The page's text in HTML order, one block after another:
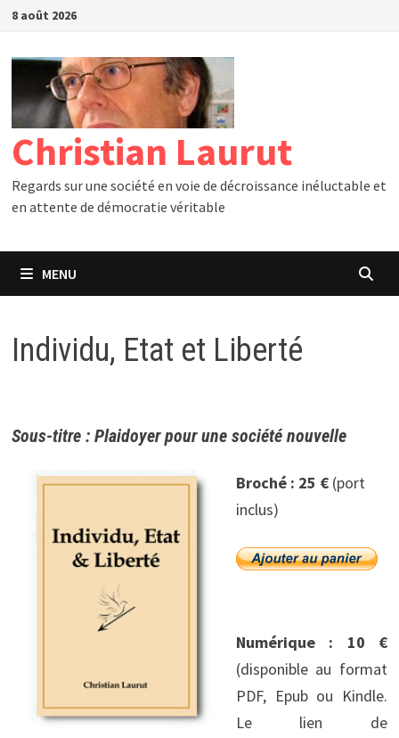
Passer
contenu
8 août 2026
Christian Laurut
Regards sur une société en voie de décroissance inéluctable et
en attente de démocratie véritable
MENU
Individu, Etat et Liberté
Sous-titre : Plaidoyer pour une société nouvelle
Broché : 25 € (port
inclus)
Numérique : 10 €
(disponible au format
PDF, Epub ou Kindle.
Le lien de